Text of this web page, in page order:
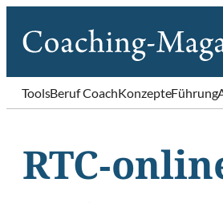
ToolsBeruf CoachKonzepteFührung
RTC-